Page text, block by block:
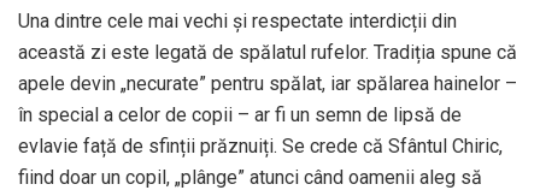
Una dintre cele mai vechi și respectate interdicții din
această zi este legată de spălatul rufelor. Tradiția spune că
apele devin „necurate” pentru spălat, iar spălarea hainelor –
în special a celor de copii – ar fi un semn de lipsă de
evlavie față de sfinții prăznuiți. Se crede că Sfântul Chiric,
fiind doar un copil, „plânge” atunci când oamenii aleg să